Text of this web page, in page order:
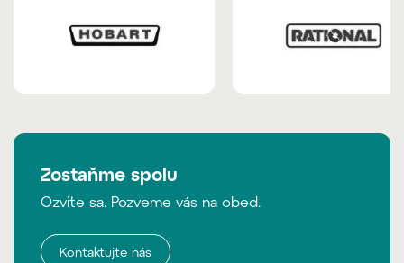
Zostaňme spolu
Ozvite sa. Pozveme vás na obed.
Kontaktujte nás